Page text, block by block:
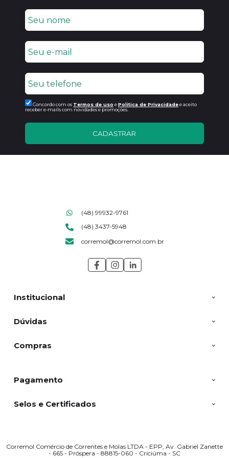
Concordo com os Termos de uso ePolitica de Privacidadee aceito
receber e-mails com novidades e promoções.
CADASTRAR
Institucional
Dúvidas
Compras
(48) 99932-9761
(48) 3437-5948
corremol@corremol.com.br
Pagamento
Selos e Certificados
Corremol Comércio de Correntes e Molas LTDA - EPP, Av. Gabriel Zanette
- 665 - Próspera - 88815-060 - Criciúma - SC